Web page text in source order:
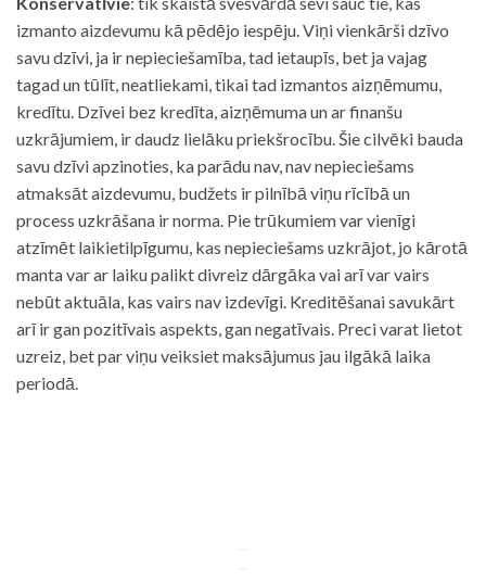
izmanto aizdevumu kā pēdējo iespēju. Viņi vienkārši dzīvo
savu dzīvi, ja ir nepieciešamība, tad ietaupīs, bet ja vajag
tagad un tūlīt, neatliekami, tikai tad izmantos aizņēmumu,
kredītu. Dzīvei bez kredīta, aizņēmuma un ar finanšu
uzkrājumiem, ir daudz lielāku priekšrocību. Šie cilvēki bauda
savu dzīvi apzinoties, ka parādu nav, nav nepieciešams
atmaksāt aizdevumu, budžets ir pilnībā viņu rīcībā un
process uzkrāšana ir norma. Pie trūkumiem var vienīgi
atzīmēt laikietilpīgumu, kas nepieciešams uzkrājot, jo kārotā
manta var ar laiku palikt divreiz dārgāka vai arī var vairs
nebūt aktuāla, kas vairs nav izdevīgi. Kreditēšanai savukārt
arī ir gan pozitīvais aspekts, gan negatīvais. Preci varat lietot
uzreiz, bet par viņu veiksiet maksājumus jau ilgākā laika
periodā.